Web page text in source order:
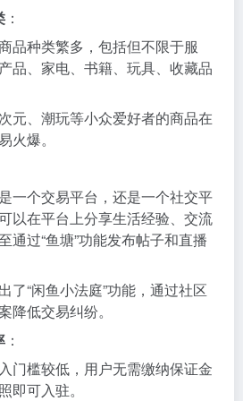
：
品种类繁多，包括但不限于服
品、家电、书籍、玩具、收藏品
元、潮玩等小众爱好者的商品在
火爆。
一个交易平台，还是一个社交平
以在平台上分享生活经验、交流
通过“鱼塘”功能发布帖子和直播
了“闲鱼小法庭”功能，通过社区
降低交易纠纷。
：
门槛较低，用户无需缴纳保证金
即可入驻。